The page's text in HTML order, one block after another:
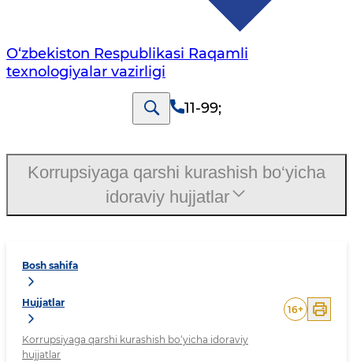
O‘zbekiston Respublikasi Raqamli
texnologiyalar vazirligi
11-99;
Bosh sahifa
Hujjatlar
Korrupsiyaga qarshi kurashish bo‘yicha idoraviy
hujjatlar
16+
Korrupsiyaga qarshi kurashish bo‘yicha
idoraviy hujjatlar